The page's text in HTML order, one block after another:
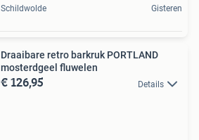
Schildwolde Gisteren
Draaibare retro barkruk PORTLAND
mosterdgeel fluwelen
€ 126,95 Details